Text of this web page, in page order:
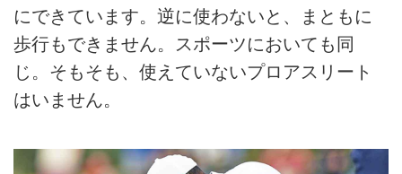
にできています。逆に使わないと、まともに
歩行もできません。スポーツにおいても同
じ。そもそも、使えていないプロアスリート
はいません。